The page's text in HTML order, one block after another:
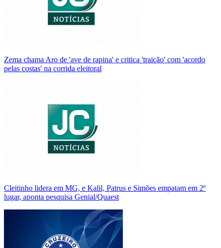
Zema chama Aro de 'ave de rapina' e critica 'traição' com 'acordo
pelas costas' na corrida eleitoral
Cleitinho lidera em MG, e Kalil, Patrus e Simões empatam em 2º
lugar, aponta pesquisa Genial/Quaest